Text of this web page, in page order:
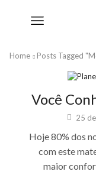
Home Posts Tagged
Fashion
Você
25
Hoje 80% dos
com este
maior